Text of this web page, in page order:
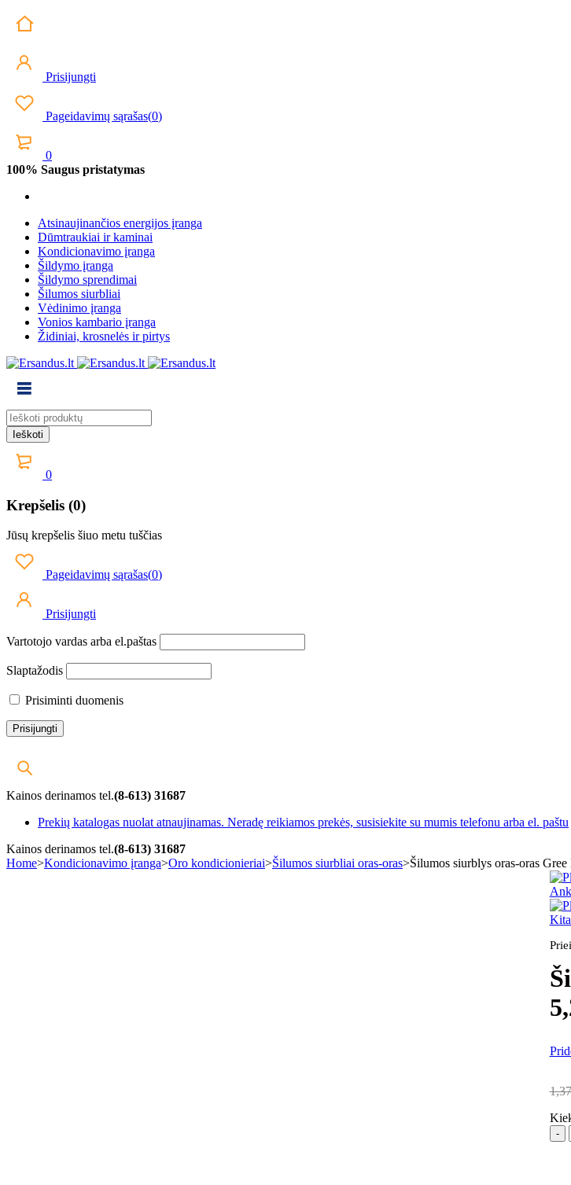
Prisijungti
Pageidavimų sąrašas(0)
0
100% Saugus pristatymas
Atsinaujinančios energijos įranga
Dūmtraukiai ir kaminai
Kondicionavimo įranga
Šildymo įranga
Šildymo sprendimai
Šilumos siurbliai
Vėdinimo įranga
Vonios kambario įranga
Židiniai, krosnelės ir pirtys
0
Krepšelis (0)
Jūsų krepšelis šiuo metu tuščias
Pageidavimų sąrašas(0)
Prisijungti
Vartotojo vardas arba el.paštas
Slaptažodis
Prisiminti duomenis
Kainos derinamos tel.(8-613) 31687
Prekių katalogas nuolat atnaujinamas. Neradę reikiamos prekės, susisiekite su mumis telefonu arba el. paštu
Kainos derinamos tel.(8-613) 31687
Home>Kondicionavimo įranga>Oro kondicionieriai>Šilumos siurbliai oras-oras>Šilumos siurblys oras-oras